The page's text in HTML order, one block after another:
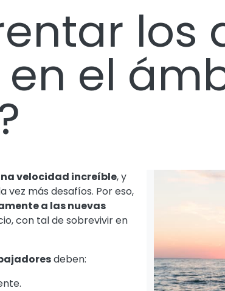
los
el
velocidad increíble, y
vez más desafíos. Por eso,
a las nuevas
con tal de sobrevivir en
deben: